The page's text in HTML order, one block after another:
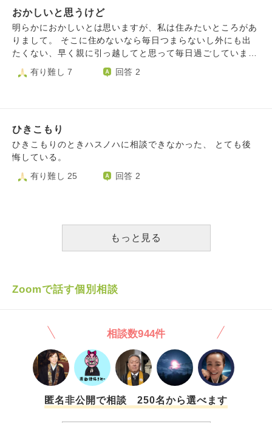
命令を聞くのも苦手。 だけど、やっぱりニートはやめたほ
うがいいですよね？ ほとんどの人がニートでいると苦痛に
なって抜け出すと思います。 休みたいとかやめたいとかは
毎日思ってるかもしれませんが。 なにかいいアドバイスを
おかしいと思うけど
明らかにおかしいとは思いますが、私は住みたいところがあ
りまして。 そこに住めないなら毎日つまらないし外にも出
たくない、早く親に引っ越してと思って毎日過ごしていま
稼いで引っ越すことは不可能です。 来年親が年金を貰える
られなくなってしまいました。 私はおかしいのでしょう
か？ もともと鬱というかおかしいところは沢山ありますけ
ど…。 今までは今住んでる県でそれなりに楽しんできたの
した
有り難し 7 回答 2
ひきこもり
ひきこもりのときハスノハに相談できなかった、 とても後
悔している。
有り難し 25
回答 2
もっと見る
Zoomで話す個別相談
相談数944件
匿名非公開で相談 250名から選べます